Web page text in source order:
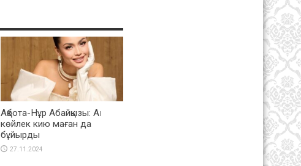
Ақбота-Нұр Абайқызы: Ақ
көйлек кию маған да
бұйырды
27.11.2024